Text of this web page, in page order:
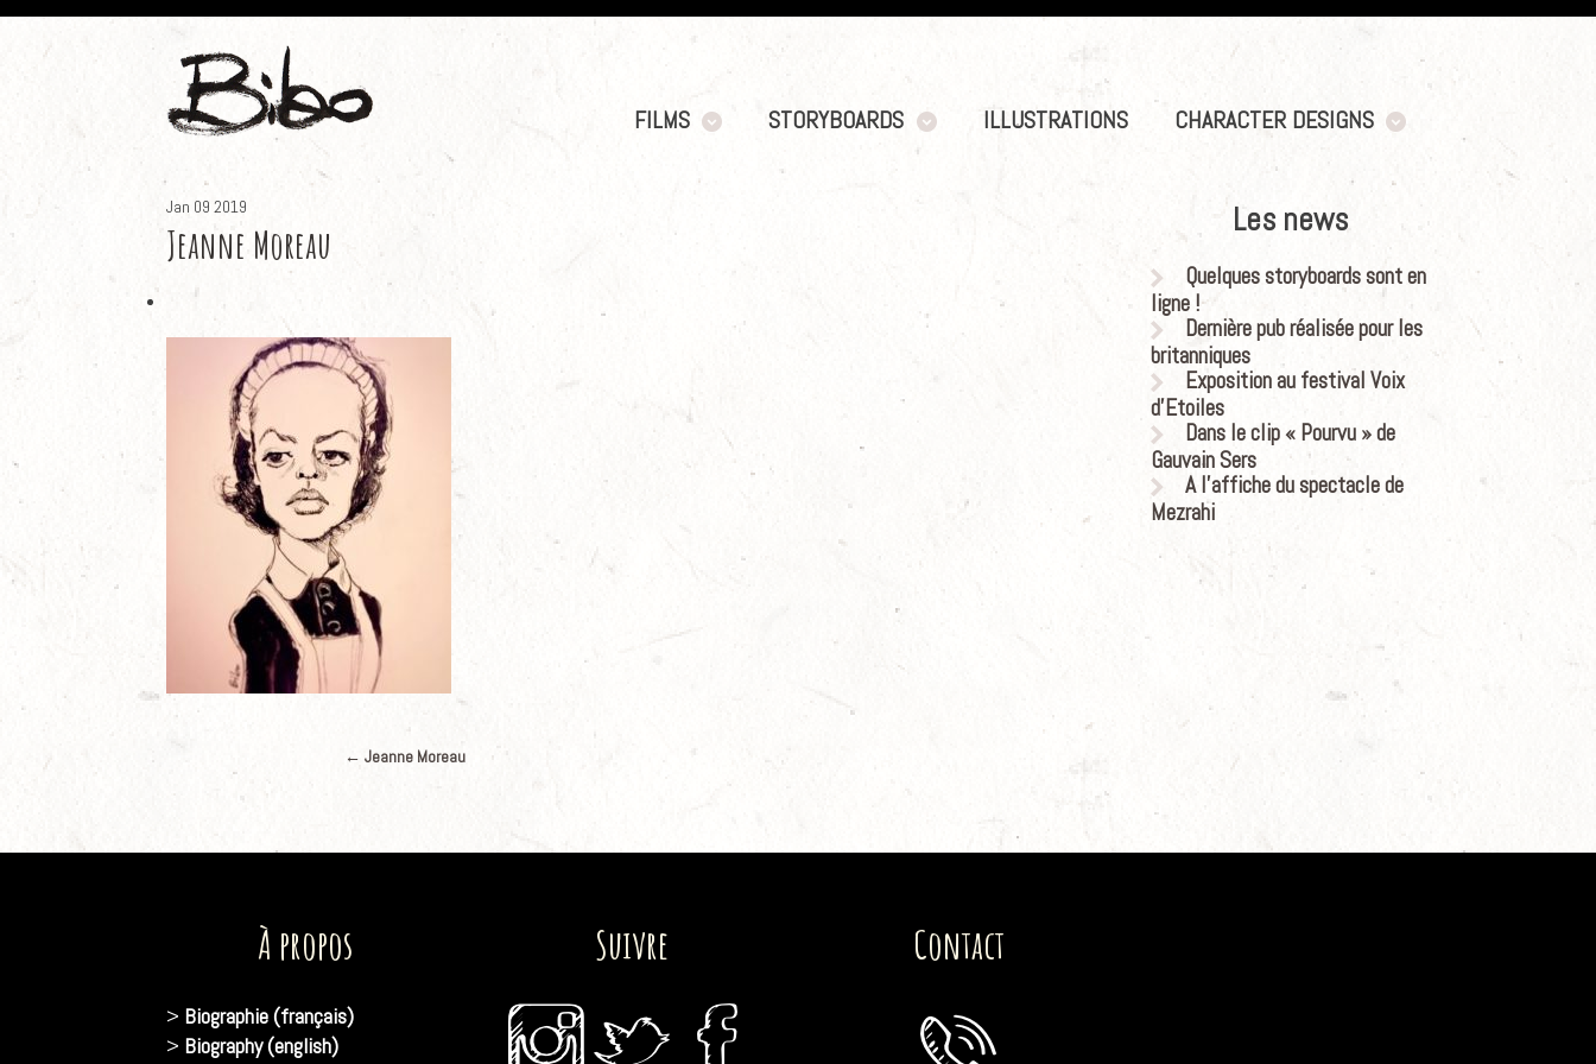
FILMS STORYBOARDS ILLUSTRATIONS CHARACTER DESIGNS
Jan 09 2019
Jeanne Moreau
← Jeanne Moreau
Les news
Quelques storyboards sont en
ligne !
Dernière pub réalisée pour les
britanniques
Exposition au festival Voix
d’Etoiles
Dans le clip « Pourvu » de
Gauvain Sers
A l’affiche du spectacle de
Mezrahi
À propos
> Biographie (français)
> Biography (english)
Suivre Contact